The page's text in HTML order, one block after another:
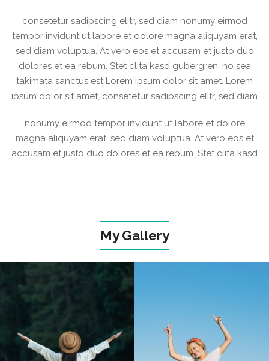
consetetur sadipscing elitr, sed diam nonumy eirmod
tempor invidunt ut labore et dolore magna aliquyam erat,
sed diam voluptua. At vero eos et accusam et justo duo
dolores et ea rebum. Stet clita kasd gubergren, no sea
takimata sanctus est Lorem ipsum dolor sit amet. Lorem
ipsum dolor sit amet, consetetur sadipscing elitr, sed diam
nonumy eirmod tempor invidunt ut labore et dolore
magna aliquyam erat, sed diam voluptua. At vero eos et
accusam et justo duo dolores et ea rebum. Stet clita kasd
My Gallery